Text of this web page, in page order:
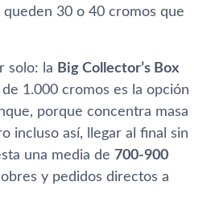
30 o 40 cromos que
solo: la Big Collector’s Box
1.000 cromos es la opción
porque concentra masa
incluso así, llegar al final sin
una media de 700-900
y pedidos directos a